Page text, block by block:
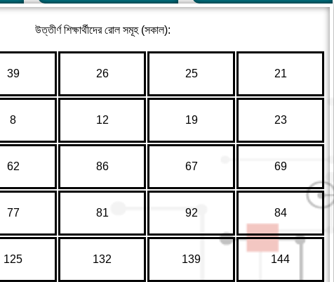
উত্তীর্ণ শিক্ষার্থীদের রোল সমূহ (সকাল):
39 26 25 21
8 12 19 23
62 86 67 69
77 81 92 84
125 132 139 144